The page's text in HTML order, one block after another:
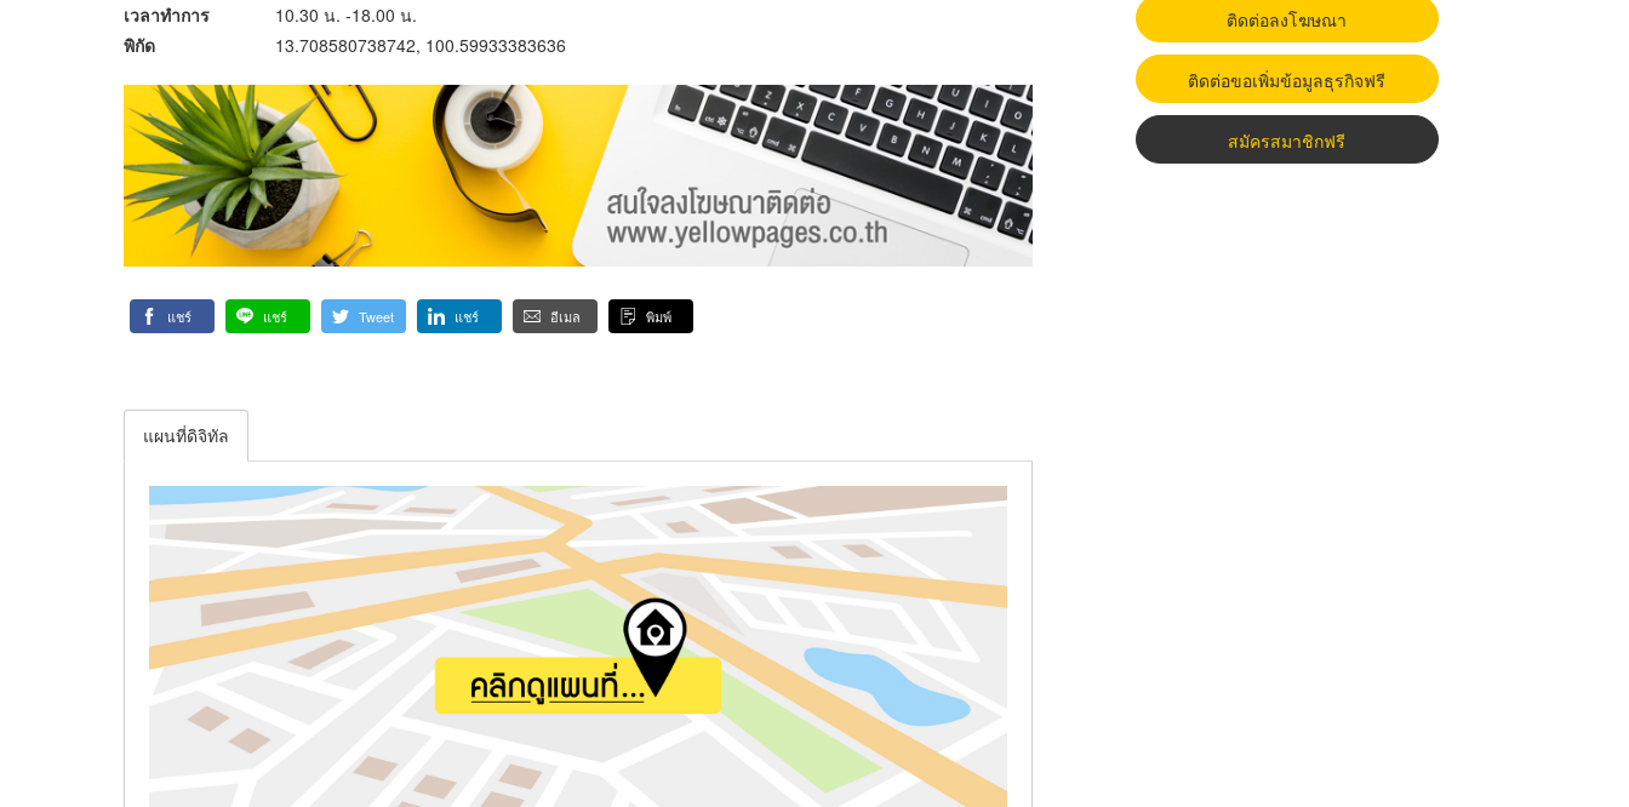
เวลาทำการ
10.30 น. -18.00 น.
พิกัด
13.708580738742, 100.59933383636
แชร์ แชร์ Tweet แชร์ อีเมล พิมพ์
แผนที่ดิจิทัล
ติดต่อลงโฆษณา
ติดต่อขอเพิ่มข้อมูลธุรกิจฟรี
สมัครสมาชิกฟรี